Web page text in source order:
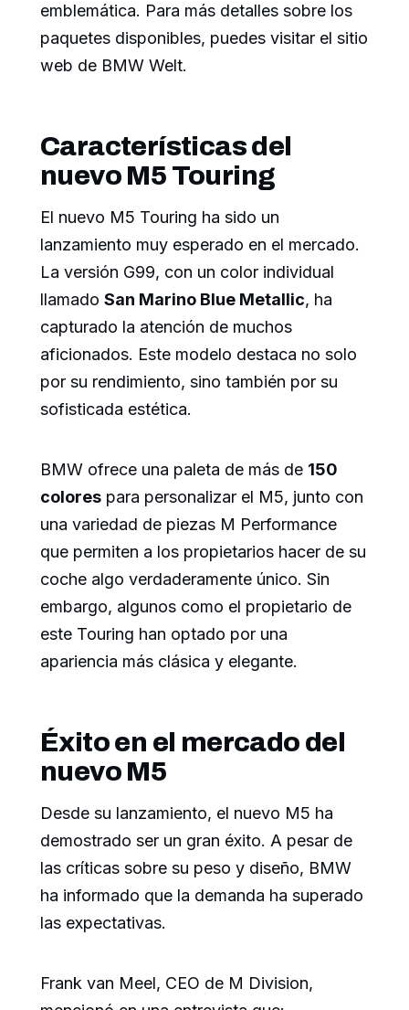
emblemática. Para más detalles sobre los
paquetes disponibles, puedes visitar el sitio
web de BMW Welt.
Características del
nuevo M5 Touring
El nuevo M5 Touring ha sido un
lanzamiento muy esperado en el mercado.
La versión G99, con un color individual
llamado San Marino Blue Metallic, ha
capturado la atención de muchos
aficionados. Este modelo destaca no solo
por su rendimiento, sino también por su
sofisticada estética.
BMW ofrece una paleta de más de 150
colores para personalizar el M5, junto con
una variedad de piezas M Performance
que permiten a los propietarios hacer de su
coche algo verdaderamente único. Sin
embargo, algunos como el propietario de
este Touring han optado por una
apariencia más clásica y elegante.
Éxito en el mercado del
nuevo M5
Desde su lanzamiento, el nuevo M5 ha
demostrado ser un gran éxito. A pesar de
las críticas sobre su peso y diseño, BMW
ha informado que la demanda ha superado
las expectativas.
Frank van Meel, CEO de M Division,